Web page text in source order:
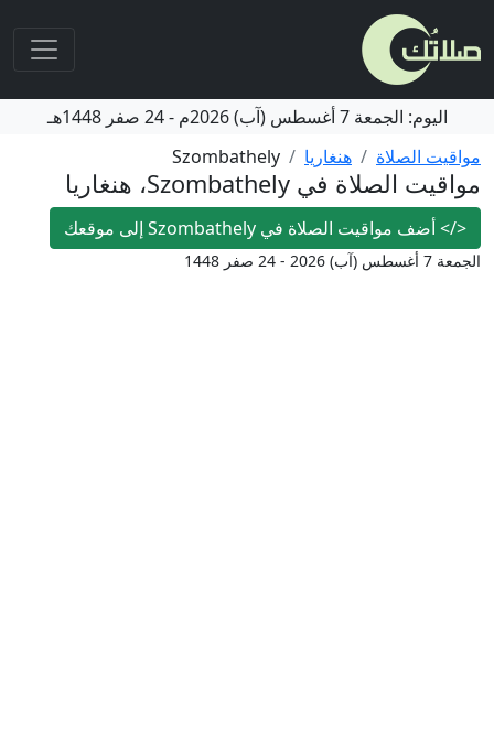
اليوم: الجمعة 7 أغسطس (آب) 2026م -24 صفر 1448هـ
مواقيت الصلاة
هنغاريا Szombathely
مواقيت الصلاة في Szombathely، هنغاريا
</>أضف مواقيت الصلاة في Szombathely إلى موقعك
الجمعة 7 أغسطس (آب) 2026 - 24 صفر 1448